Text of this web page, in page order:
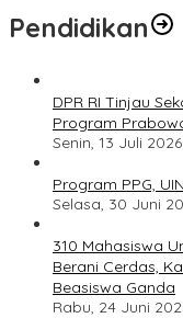
Pendidikan
DPR RI Tinjau
Program
Senin, 13 Juli 2026
Program PPG,
Selasa, 30 Juni
310 Mahasiswa
Berani Cerdas,
Beasiswa Ganda
Rabu, 24 Juni